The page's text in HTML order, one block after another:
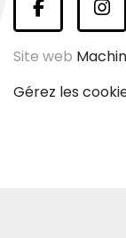
facebook
Site web
Gérez les